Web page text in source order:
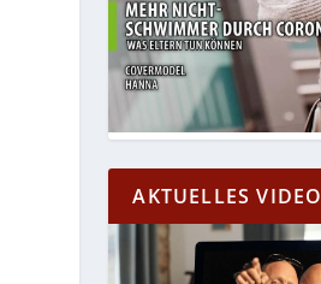
AKTUELLES VIDEO